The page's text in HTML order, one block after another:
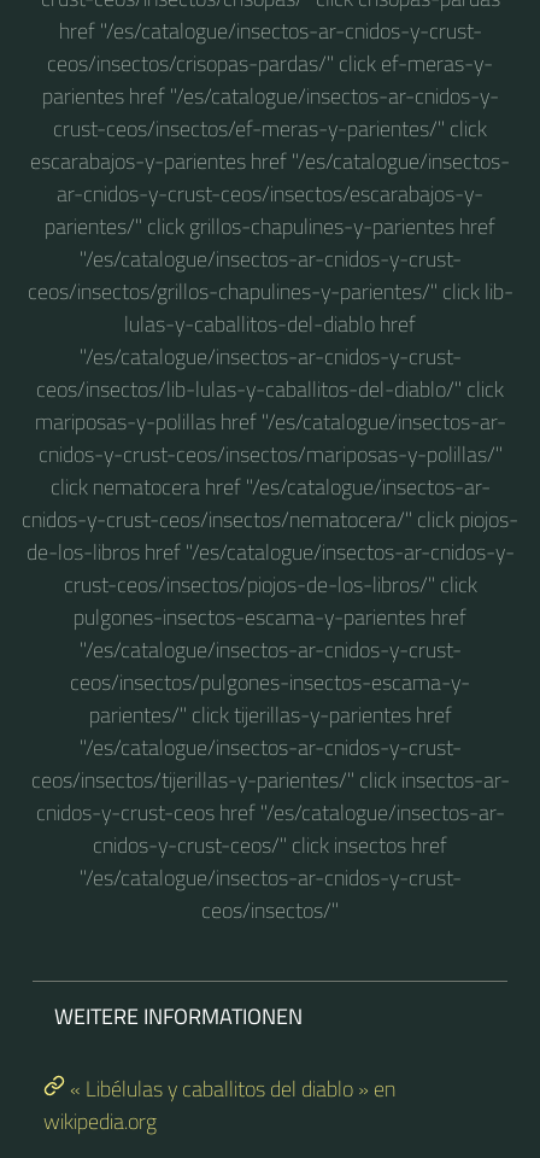
href "/es/catalogue/insectos-ar-cnidos-y-crust-
ceos/insectos/crisopas-pardas/" click ef-meras-y-
parientes href "/es/catalogue/insectos-ar-cnidos-y-
crust-ceos/insectos/ef-meras-y-parientes/" click
escarabajos-y-parientes href "/es/catalogue/insectos-
ar-cnidos-y-crust-ceos/insectos/escarabajos-y-
parientes/" click grillos-chapulines-y-parientes href
"/es/catalogue/insectos-ar-cnidos-y-crust-
ceos/insectos/grillos-chapulines-y-parientes/" click lib-
lulas-y-caballitos-del-diablo href
"/es/catalogue/insectos-ar-cnidos-y-crust-
ceos/insectos/lib-lulas-y-caballitos-del-diablo/" click
mariposas-y-polillas href "/es/catalogue/insectos-ar-
cnidos-y-crust-ceos/insectos/mariposas-y-polillas/"
click nematocera href "/es/catalogue/insectos-ar-
cnidos-y-crust-ceos/insectos/nematocera/" click piojos-
de-los-libros href "/es/catalogue/insectos-ar-cnidos-y-
crust-ceos/insectos/piojos-de-los-libros/" click
pulgones-insectos-escama-y-parientes href
"/es/catalogue/insectos-ar-cnidos-y-crust-
ceos/insectos/pulgones-insectos-escama-y-
parientes/" click tijerillas-y-parientes href
"/es/catalogue/insectos-ar-cnidos-y-crust-
ceos/insectos/tijerillas-y-parientes/" click insectos-ar-
cnidos-y-crust-ceos href "/es/catalogue/insectos-ar-
cnidos-y-crust-ceos/" click insectos href
"/es/catalogue/insectos-ar-cnidos-y-crust-
ceos/insectos/"
WEITERE INFORMATIONEN
« Libélulas y caballitos del diablo » en
wikipedia.org